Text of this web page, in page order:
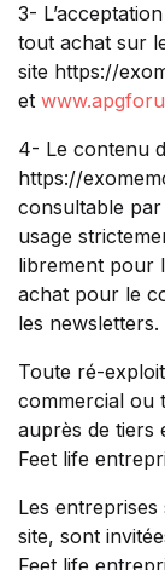
3-
tout achat sur
site https://
et
4- Le contenu
https://
consultable par
usage
librement pour
achat pour le
les newsletters.
Toute ré-
commercial ou
auprès de tiers
Feet life
Les
site, sont
Feet life